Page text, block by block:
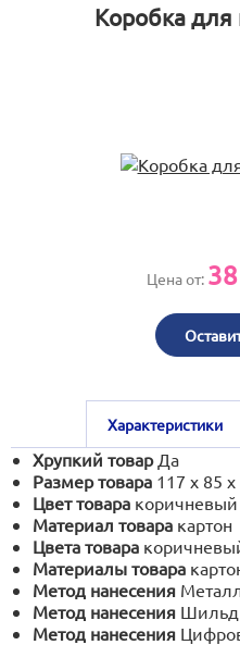
print@artoprint.ru
Коробка для
Цена от: 38
Характеристики
Хрупкий товар Да
Размер товара 117 х 85
Цвет товара коричневый
Материал товара картон
Цвета товара
Материалы товара
Метод нанесения
Метод нанесения Шильд
Метод нанесения